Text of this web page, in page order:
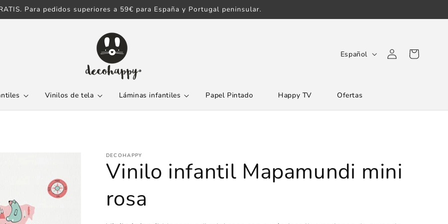
Para pedidos superiores a 59€ para España y Portugal peninsular.
Vinilos de tela Láminas infantiles Papel Pintado Happy TV Ofertas
o
m
Español
Iniciar
sesión
Carrito
DECOHAPPY
Vinilo infantil Mapamundi mini
rosa